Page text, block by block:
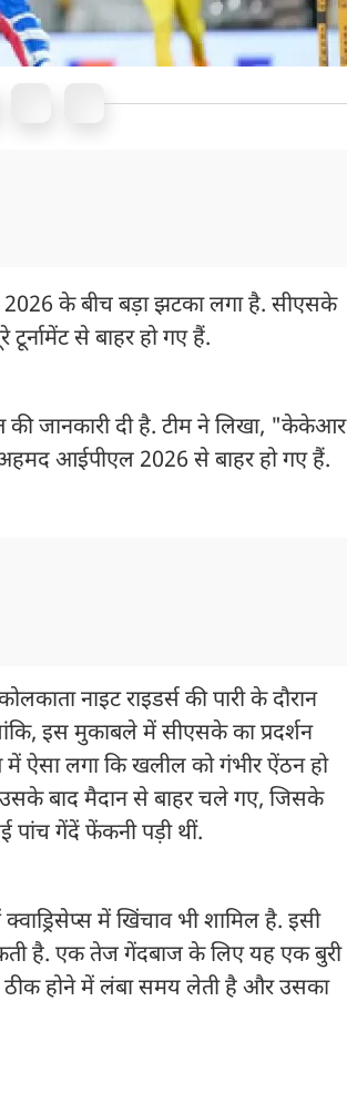
के बीच बड़ा झटका लगा है. सीएसके
से बाहर हो गए हैं.
की जानकारी दी है. टीम ने लिखा, "केकेआर
आईपीएल 2026 से बाहर हो गए हैं.
नाइट राइडर्स की पारी के दौरान
इस मुकाबले में सीएसके का प्रदर्शन
ऐसा लगा कि खलील को गंभीर ऐंठन हो
बाद मैदान से बाहर चले गए, जिसके
पांच गेंदें फेंकनी पड़ी थीं.
में खिंचाव भी शामिल है. इसी
है. एक तेज गेंदबाज के लिए यह एक बुरी
ठीक होने में लंबा समय लेती है और उसका